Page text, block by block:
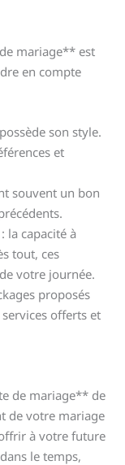
mariage** est
en compte
son style.
et
souvent un bon
la capacité à
tout, ces
votre journée.
proposés
offerts et
de mariage** de
de votre mariage
à votre future
le temps,